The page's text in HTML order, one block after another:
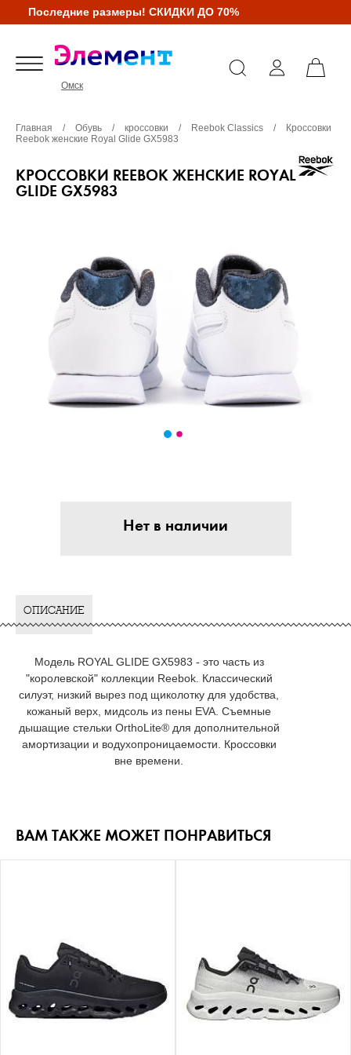
Последние размеры! СКИДКИ ДО 70%
Омск
Главная / Обувь / кроссовки / Reebok Classics /
Кроссовки
Reebok женские Royal Glide GX5983
КРОССОВКИ REEBOK ЖЕНСКИЕ ROYAL
GLIDE GX5983
Нет в наличии
ОПИСАНИЕ
Модель ROYAL GLIDE GX5983 - это часть из
"королевской" коллекции Reebok. Классический
силуэт, низкий вырез под щиколотку для удобства,
кожаный верх, мидсоль из пены EVA. Съемные
дышащие стельки OrthoLite® для дополнительной
амортизации и водухопроницаемости. Кроссовки
вне времени.
ВАМ ТАКЖЕ МОЖЕТ ПОНРАВИТЬСЯ